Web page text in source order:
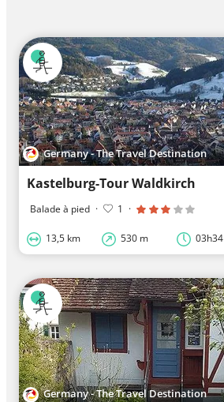
Germany - The Travel Destination
Kastelburg-Tour Waldkirch
Balade à pied · 1 ·
13,5 km 530 m 03h34
Germany - The Travel Destination